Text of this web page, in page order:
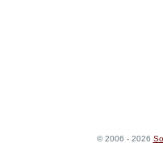
© 2006 - 2026